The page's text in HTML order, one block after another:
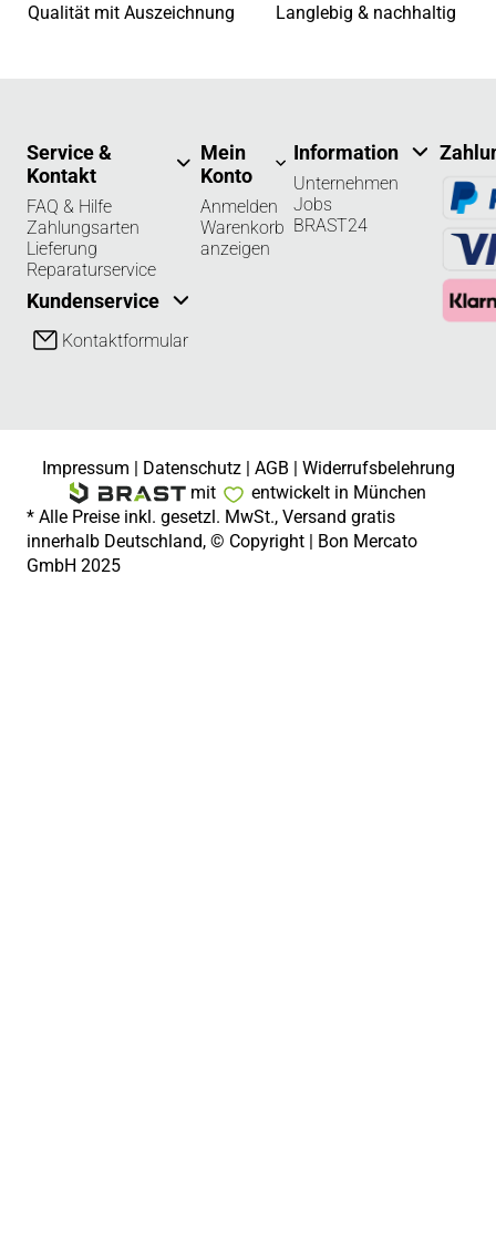
Qualität mit Auszeichnung Langlebig & nachhaltig
Service &
Kontakt
FAQ & Hilfe
Zahlungsarten
Lieferung
Reparaturservice
Kundenservice
Kontaktformular
Mein
Konto
Anmelden
Warenkorb
anzeigen
Information
Unternehmen
Jobs
BRAST24
Impressum | Datenschutz| AGB | Widerrufsbelehrung
mit
entwickelt in München
* Alle Preise inkl. gesetzl. MwSt., Versand gratis
innerhalb Deutschland, © Copyright | Bon Mercato
GmbH 2025